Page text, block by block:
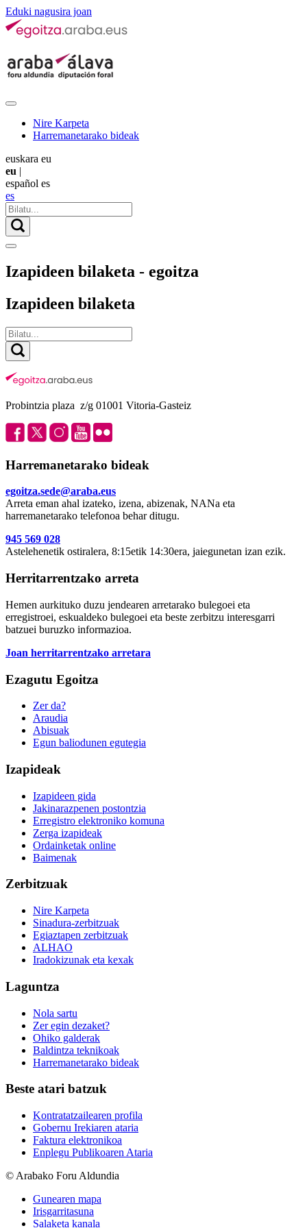
Eduki nagusira joan
Nire Karpeta
Harremanetarako bideak
euskara eu
eu |
español es
es
Izapideen bilaketa - egoitza
Izapideen bilaketa
Probintzia plaza z/g 01001 Vitoria-Gasteiz
Harremanetarako bideak
egoitza.sede@araba.eus
Arreta eman ahal izateko, izena, abizenak, NANa eta
harremanetarako telefonoa behar ditugu.
945 569 028
Astelehenetik ostiralera, 8:15etik 14:30era, jaiegunetan izan ezik.
Herritarrentzako arreta
Hemen aurkituko duzu jendearen arretarako bulegoei eta
erregistroei, eskualdeko bulegoei eta beste zerbitzu interesgarri
batzuei buruzko informazioa.
Joan herritarrentzako arretara
Ezagutu Egoitza
Zer da?
Araudia
Abisuak
Egun baliodunen egutegia
Izapideak
Izapideen gida
Jakinarazpenen postontzia
Erregistro elektroniko komuna
Zerga izapideak
Ordainketak online
Baimenak
Zerbitzuak
Nire Karpeta
Sinadura-zerbitzuak
Egiaztapen zerbitzuak
ALHAO
Iradokizunak eta kexak
Laguntza
Nola sartu
Zer egin dezaket?
Ohiko galderak
Baldintza teknikoak
Harremanetarako bideak
Beste atari batzuk
Kontratatzailearen profila
Gobernu Irekiaren ataria
Faktura elektronikoa
Enplegu Publikoaren Ataria
© Arabako Foru Aldundia
Gunearen mapa
Irisgarritasuna
Salaketa kanala